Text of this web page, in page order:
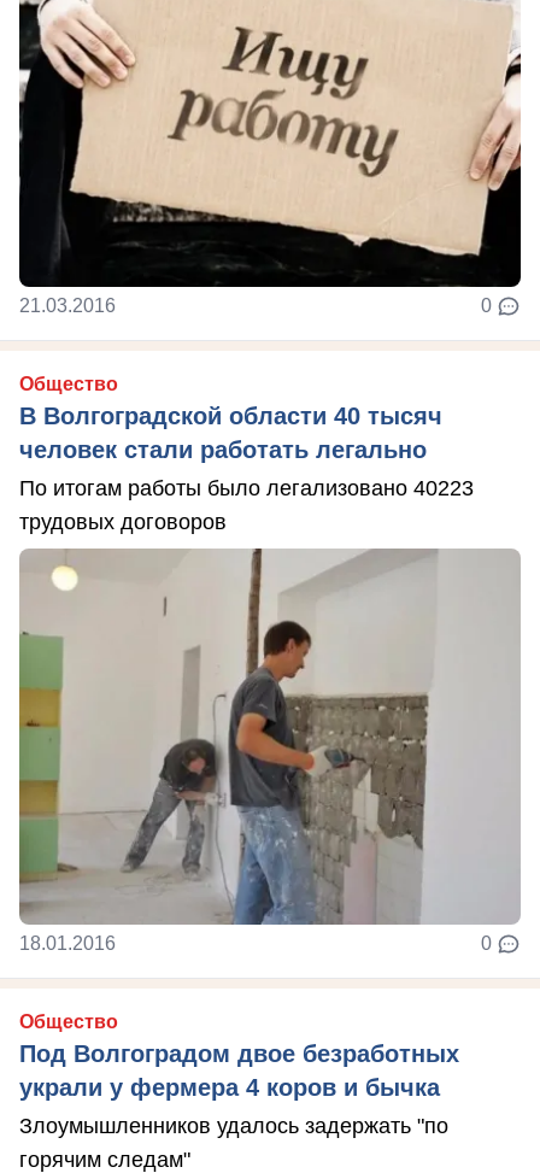
21.03.2016 0
Общество
В Волгоградской области 40 тысяч
человек стали работать легально
По итогам работы было легализовано 40223
трудовых договоров
18.01.2016 0
Общество
Под Волгоградом двое безработных
украли у фермера 4 коров и бычка
Злоумышленников удалось задержать "по
горячим следам"